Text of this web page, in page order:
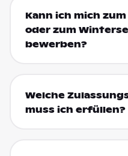
Kann ich mich
oder zum
bewerben?
Welche
muss ich erfüllen?